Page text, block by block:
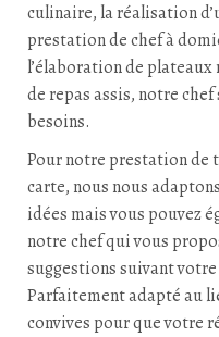
culinaire, la réalisation
prestation de chef à
l’élaboration de
de repas assis, notre chef
besoins.
Pour notre prestation de
carte, nous nous
idées mais vous pouvez
notre chef qui vous
suggestions suivant
Parfaitement adapté au
convives pour que votre